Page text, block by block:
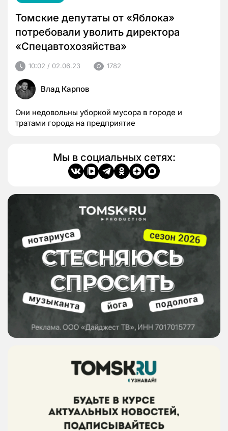
Томские депутаты от «Яблока»
потребовали уволить директора
«Спецавтохозяйства»
10:02 / 02.06.23 1782
Влад Карпов
Они недовольны уборкой мусора в городе и
тратами города на предприятие
Мы в социальных сетях: